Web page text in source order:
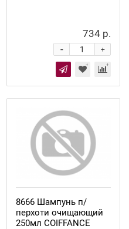
734 р.
+
-
8666 Шампунь п/
перхоти очищающий
250мл COIFFANCE